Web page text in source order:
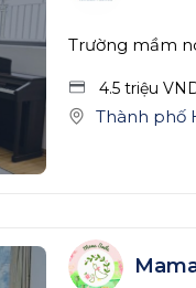
Trường mầm
4.5 triệu
Thành phố